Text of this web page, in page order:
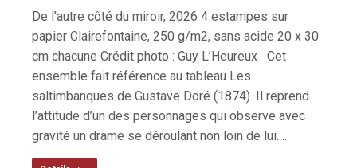
De l’autre côté du miroir, 2026 4 estampes sur
papier Clairefontaine, 250 g/m2, sans acide 20 x 30
cm chacune Crédit photo : Guy L’Heureux Cet
ensemble fait référence au tableau Les
saltimbanques de Gustave Doré (1874). Il reprend
l’attitude d’un des personnages qui observe avec
gravité un drame se déroulant non loin de lui.…